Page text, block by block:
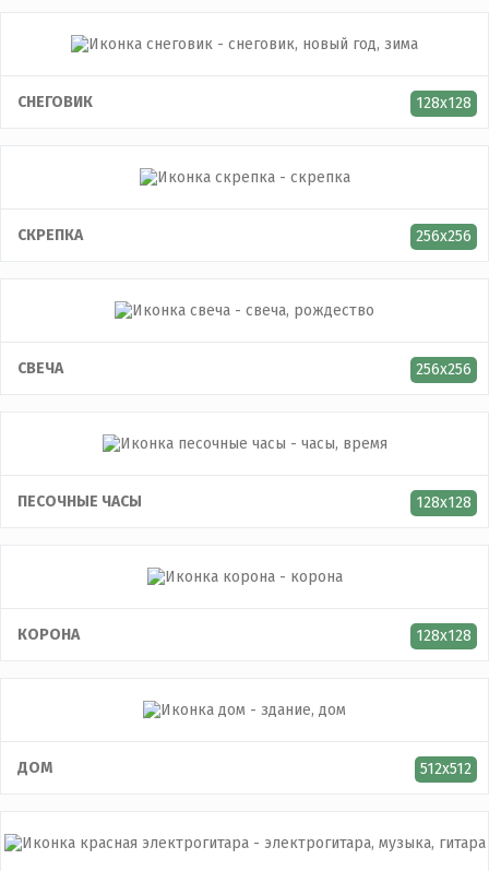
СНЕГОВИК 128x128
CКРЕПКА 256x256
СВЕЧА 256x256
ПЕСОЧНЫЕ ЧАСЫ 128x128
КОРОНА 128x128
ДОМ 512x512